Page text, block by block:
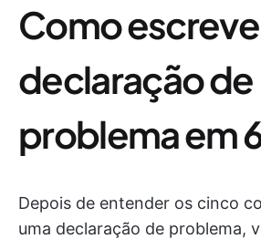
Como
declaração de
problema em
Depois de entender os cinco
uma declaração de problema,